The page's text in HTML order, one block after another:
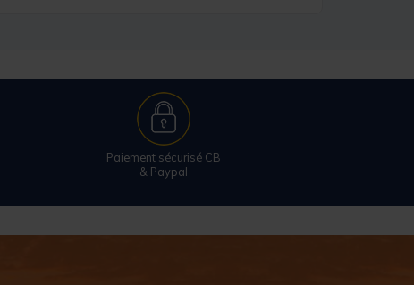
Paiement sécurisé CB
& Paypal